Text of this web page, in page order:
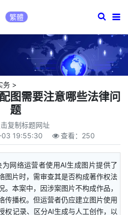
繁體
务>
图需要注意哪些法律问
题
复制标题网址
19:55:30 查看： 250
为网络运营者使用AI生成图片提供了
图片时，需审查其是否构成著作权法
本案中，因涉案图片不构成作品，
传播权。但运营者仍应建立图片使用
权记录、区分AI生成与人工创作，以